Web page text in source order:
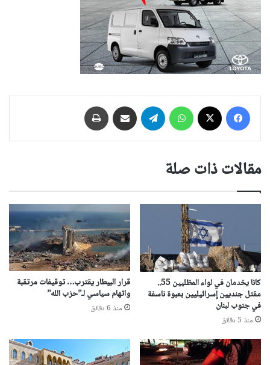
فيسبوك واتساب تيلقرام مشاركة عبر البريد
مقالات ذات صلة
كانا يخدمان في لواء المظليين 55..
مقتل جنديين إسرائيليين بعبوة ناسفة
في جنوب لبنان
منذ 5 دقائق
قرار البيطار يقترب… توقيفات مرتقبة
واتهام سياسي لـ”حزب الله”
منذ 6 دقائق